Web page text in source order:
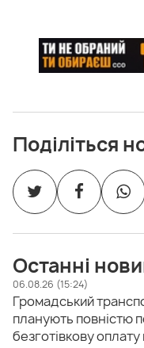
Поділіться
Останні
06.08.26 (15:24)
Громадський
планують повністю
безготівкову